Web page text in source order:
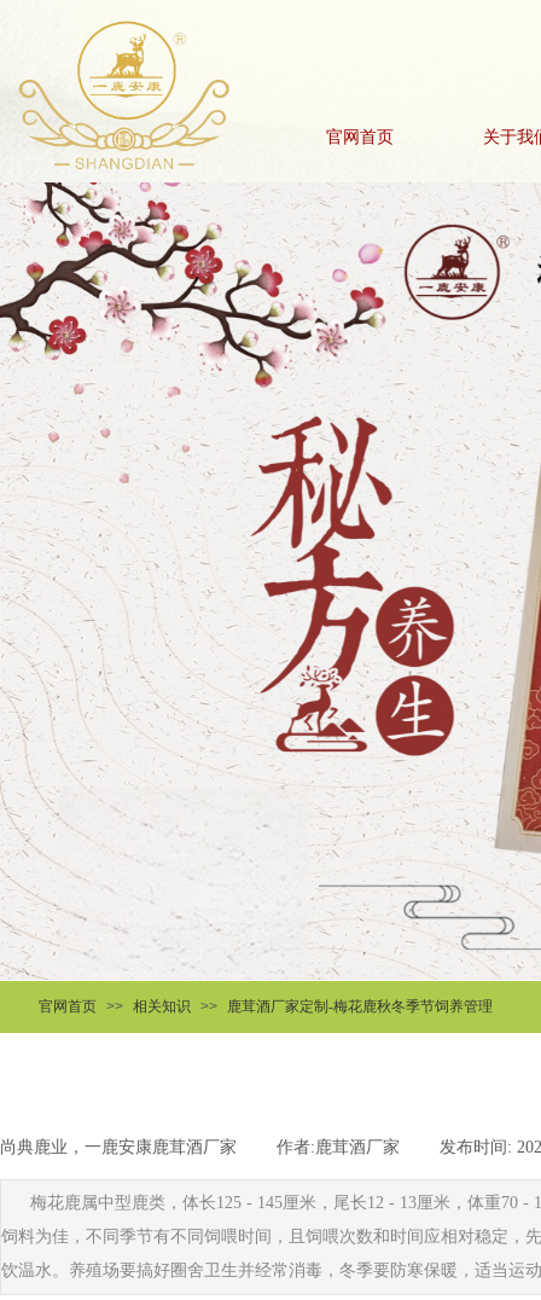
官网首页 关于我
官网首页 >> 相关知识 >> 鹿茸酒厂家定制-梅花鹿秋冬季节饲养管理
尚典鹿业，一鹿安康鹿茸酒厂家 作者:鹿茸酒厂家 发布时间:
梅花鹿属中型鹿类，体长125 - 145厘米，尾长12 - 13厘米，体重70
饲料为佳，不同季节有不同饲喂时间，且饲喂次数和时间应相对稳定，
饮温水。养殖场要搞好圈舍卫生并经常消毒，冬季要防寒保暖，适当运